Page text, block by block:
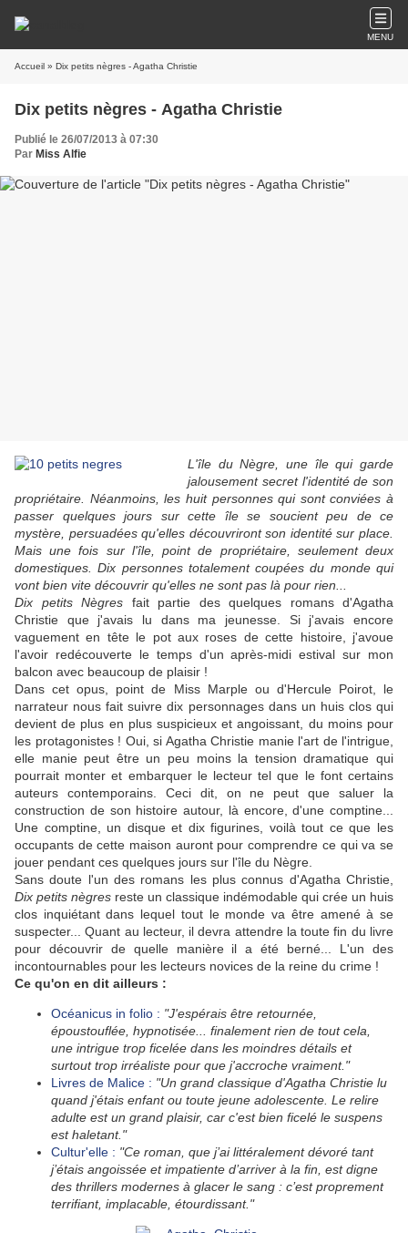
MENU
Accueil » Dix petits nègres - Agatha Christie
Dix petits nègres - Agatha Christie
Publié le 26/07/2013 à 07:30
Par Miss Alfie
L'île du Nègre, une île qui garde
jalousement secret l'identité de son
propriétaire. Néanmoins, les huit personnes qui sont conviées à
passer quelques jours sur cette île se soucient peu de ce
mystère, persuadées qu'elles découvriront son identité sur place.
Mais une fois sur l'île, point de propriétaire, seulement deux
domestiques. Dix personnes totalement coupées du monde qui
vont bien vite découvrir qu'elles ne sont pas là pour rien...
Dix petits Nègres fait partie des quelques romans d'Agatha
Christie que j'avais lu dans ma jeunesse. Si j'avais encore
vaguement en tête le pot aux roses de cette histoire, j'avoue
l'avoir redécouverte le temps d'un après-midi estival sur mon
balcon avec beaucoup de plaisir !
Dans cet opus, point de Miss Marple ou d'Hercule Poirot, le
narrateur nous fait suivre dix personnages dans un huis clos qui
devient de plus en plus suspicieux et angoissant, du moins pour
les protagonistes ! Oui, si Agatha Christie manie l'art de l'intrigue,
elle manie peut être un peu moins la tension dramatique qui
pourrait monter et embarquer le lecteur tel que le font certains
auteurs contemporains. Ceci dit, on ne peut que saluer la
construction de son histoire autour, là encore, d'une comptine...
Une comptine, un disque et dix figurines, voilà tout ce que les
occupants de cette maison auront pour comprendre ce qui va se
jouer pendant ces quelques jours sur l'île du Nègre.
Sans doute l'un des romans les plus connus d'Agatha Christie,
Dix petits nègres reste un classique indémodable qui crée un huis
clos inquiétant dans lequel tout le monde va être amené à se
suspecter... Quant au lecteur, il devra attendre la toute fin du livre
pour découvrir de quelle manière il a été berné... L'un des
incontournables pour les lecteurs novices de la reine du crime !
Ce qu'on en dit ailleurs :
Océanicus in folio : "J'espérais être retournée,
époustouflée, hypnotisée... finalement rien de tout cela,
une intrigue trop ficelée dans les moindres détails et
surtout trop irréaliste pour que j'accroche vraiment."
Livres de Malice : "Un grand classique d'Agatha Christie lu
quand j'étais enfant ou toute jeune adolescente. Le relire
adulte est un grand plaisir, car c'est bien ficelé le suspens
est haletant."
Cultur'elle : "Ce roman, que j’ai littéralement dévoré tant
j’étais angoissée et impatiente d’arriver à la fin, est digne
des thrillers modernes à glacer le sang : c’est proprement
terrifiant, implacable, étourdissant."